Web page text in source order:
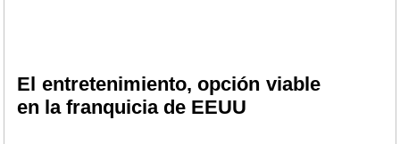
El entretenimiento, opción viable
en la franquicia de EEUU